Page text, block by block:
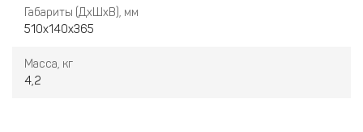
Габариты (ДхШхВ), мм
510x140x365
Масса, кг
4,2